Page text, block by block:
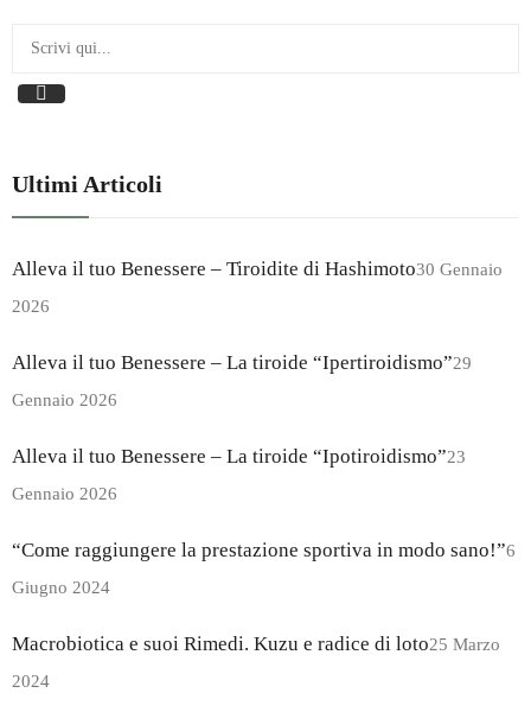
Ultimi Articoli
Alleva il tuo Benessere – Tiroidite di Hashimoto30 Gennaio
2026
Alleva il tuo Benessere – La tiroide “Ipertiroidismo”29
Gennaio 2026
Alleva il tuo Benessere – La tiroide “Ipotiroidismo”23
Gennaio 2026
“Come raggiungere la prestazione sportiva in modo sano!”6
Giugno 2024
Macrobiotica e suoi Rimedi. Kuzu e radice di loto25 Marzo
2024